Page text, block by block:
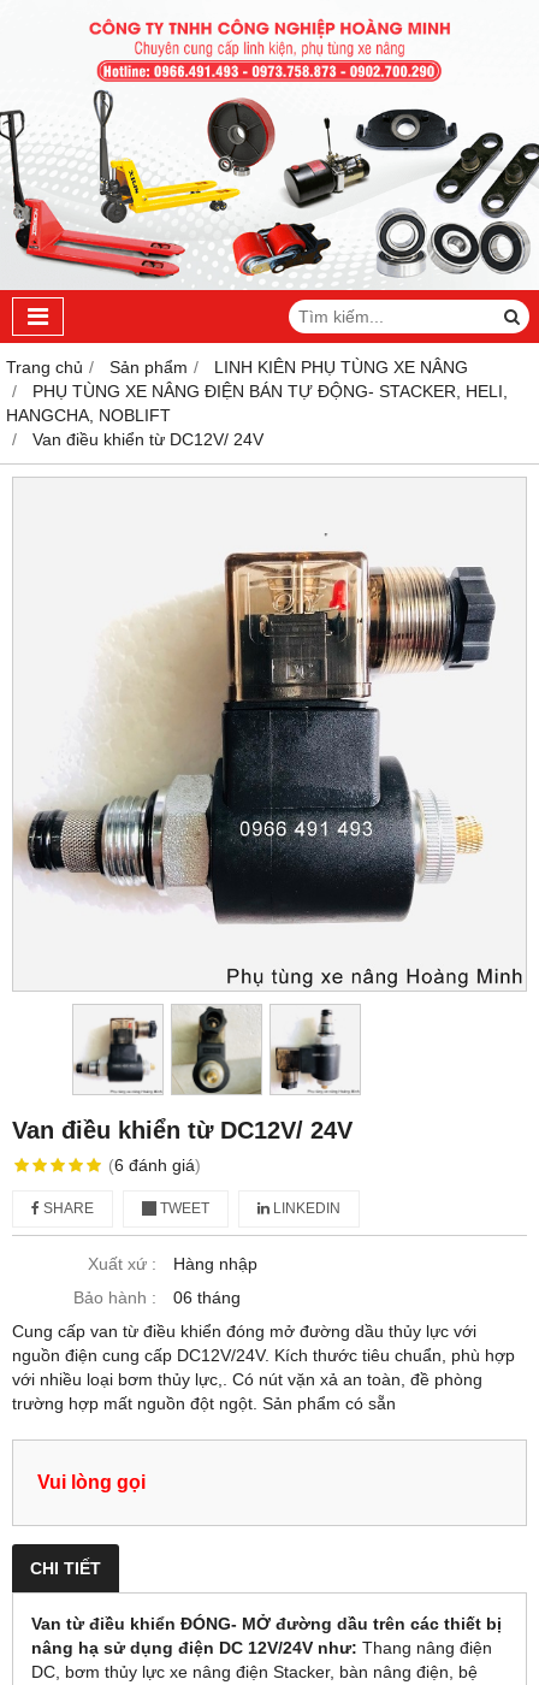
Trang chủ Sản phẩm
LINH KIÊN PHỤ TÙNG XE NÂNG
PHỤ TÙNG XE NÂNG ĐIỆN BÁN TỰ ĐỘNG- STACKER, HELI,
HANGCHA, NOBLIFT
Van điều khiển từ DC12V/ 24V
Van điều khiển từ DC12V/ 24V
(6 đánh giá)
SHARE TWEET LINKEDIN
Xuất xứ :
Hàng nhập
Bảo hành :
06 tháng
Cung cấp van từ điều khiển đóng mở đường dầu thủy lực với
nguồn điện cung cấp DC12V/24V. Kích thước tiêu chuẩn, phù hợp
với nhiều loại bơm thủy lực,. Có nút vặn xả an toàn, đề phòng
trường hợp mất nguồn đột ngột. Sản phẩm có sẵn
Vui lòng gọi
CHI TIẾT
Van từ điều khiển ĐÓNG- MỞ đường dầu trên các thiết bị
nâng hạ sử dụng điện DC 12V/24V như: Thang nâng điện
DC, bơm thủy lực xe nâng điện Stacker, bàn nâng điện, bệ